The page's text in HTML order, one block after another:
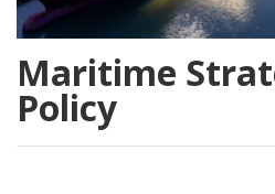
Maritime
Policy